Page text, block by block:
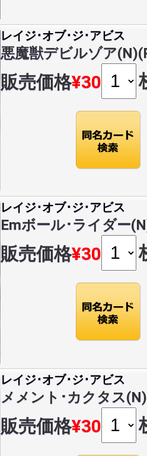
レイジ･オブ･ジ･アビス
悪魔獣デビルゾア
販売価格¥30
レイジ･オブ･ジ･アビス
Emボール･ライダー
販売価格¥30
レイジ･オブ･ジ･アビス
メメント･カクタス
販売価格¥30